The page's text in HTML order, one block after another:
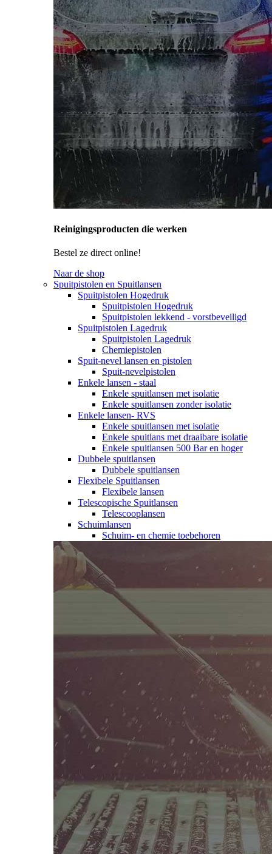
Reinigingsproducten die werken
Bestel ze direct online!
Naar de shop
Spuitpistolen en Spuitlansen
Spuitpistolen Hogedruk
Spuitpistolen Hogedruk
Spuitpistolen lekkend - vorstbeveiligd
Spuitpistolen Lagedruk
Spuitpistolen Lagedruk
Chemiepistolen
Spuit-nevel lansen en pistolen
Spuit-nevelpistolen
Enkele lansen - staal
Enkele spuitlansen met isolatie
Enkele spuitlansen zonder isolatie
Enkele lansen- RVS
Enkele spuitlansen met isolatie
Enkele spuitlans met draaibare isolatie
Enkele spuitlansen 500 Bar en hoger
Dubbele spuitlansen
Dubbele spuitlansen
Flexibele Spuitlansen
Flexibele lansen
Telescopische Spuitlansen
Telescooplansen
Schuimlansen
Schuim- en chemie toebehoren